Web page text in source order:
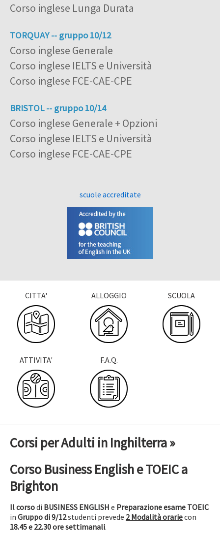
Corso inglese Lunga Durata
TORQUAY -- gruppo 10/12
Corso inglese Generale
Corso inglese IELTS e Università
Corso inglese FCE-CAE-CPE
BRISTOL -- gruppo 10/14
Corso inglese Generale + Opzioni
Corso inglese IELTS e Università
Corso inglese FCE-CAE-CPE
scuole accreditate
CITTA' ALLOGGIO SCUOLA
ATTIVITA' F.A.Q.
Corsi per Adulti in Inghilterra »
Corso Business English e TOEIC a
Brighton
Il corsodi BUSINESS ENGLISH e Preparazione esame TOEIC
in Gruppo di 9/12studenti prevede 2 Modalità orariecon
18.45 e 22.30 ore settimanali.